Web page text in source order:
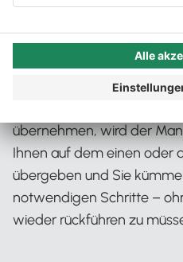
eigenständig zu buchen,
weiterhin verschiedene
Berechnung der Steuern
übernehmen, wird der
Ihnen auf dem einen oder
übergeben und Sie
notwendigen Schritte –
wieder rückführen zu